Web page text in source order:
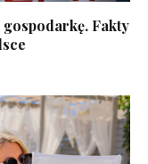
gospodarkę. Fakty